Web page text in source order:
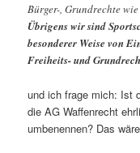
Bürger-, Grundrechte
Übrigens wir sind
besonderer Weise von
Freiheits- und
und ich frage mich: Ist
die AG Waffenrecht
umbenennen? Das